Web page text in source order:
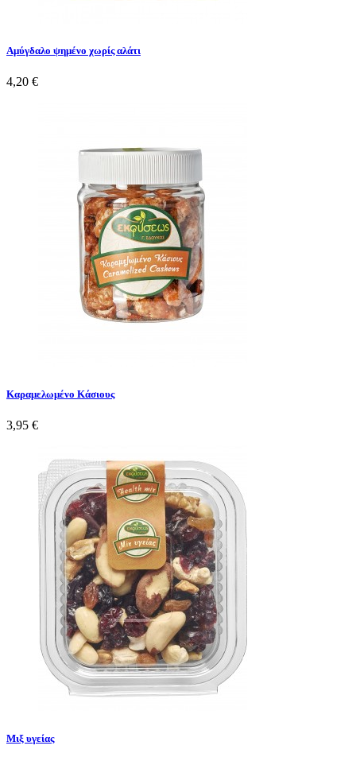
Αμύγδαλο ψημένο χωρίς αλάτι
4,20 €
Καραμελωμένο Κάσιους
3,95 €
Μιξ υγείας